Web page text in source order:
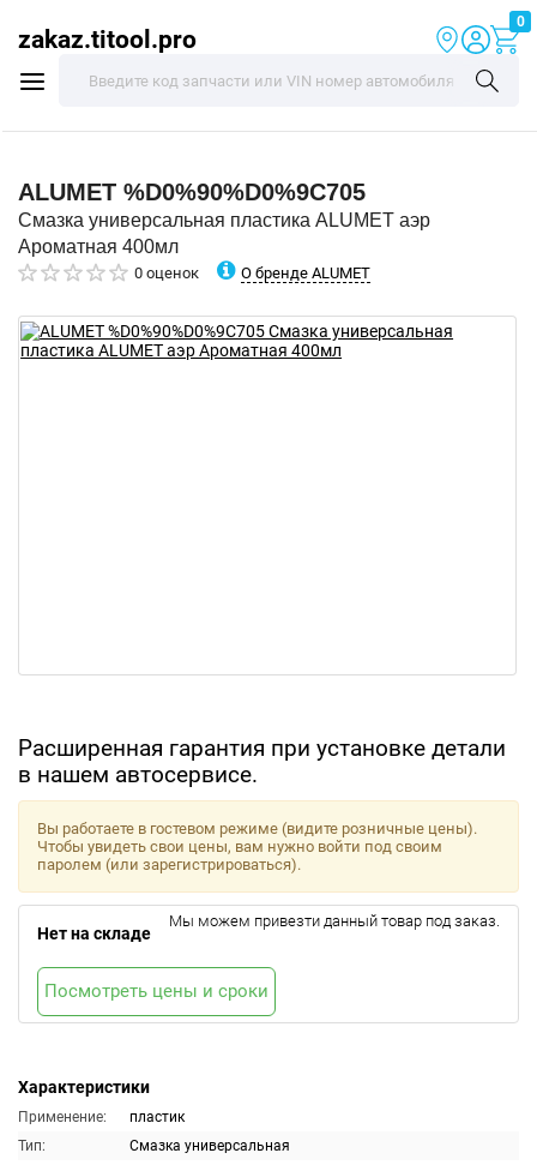
zakaz.titool.pro
0
ALUMET %D0%90%D0%9C705
Смазка универсальная пластика ALUMET аэр
Ароматная 400мл
0 оценок О бренде ALUMET
Расширенная гарантия при установке детали
в нашем автосервисе.
Характеристики
Применение:
пластик
Тип:
Смазка универсальная
Вы работаете в гостевом режиме (видите розничные цены).
Чтобы увидеть свои цены, вам нужно войти под своим
паролем (или зарегистрироваться).
Нет на складе
Мы можем привезти данный товар под заказ.
Посмотреть цены и сроки